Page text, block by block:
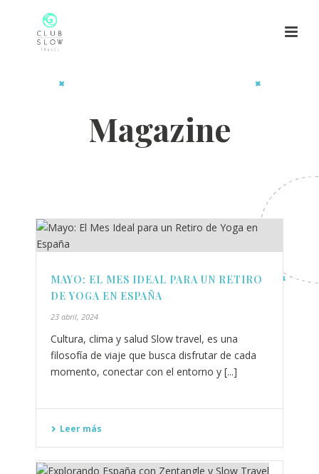
Magazine
MAYO: EL MES IDEAL PARA UN RETIRO
DE YOGA EN ESPAÑA
23 abril, 2024
Cultura, clima y salud Slow travel, es una
filosofía de viaje que busca disfrutar de cada
momento, conectar con el entorno y [...]
Leer más